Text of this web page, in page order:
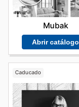
Mubak
Abrir catálogo
Caducado